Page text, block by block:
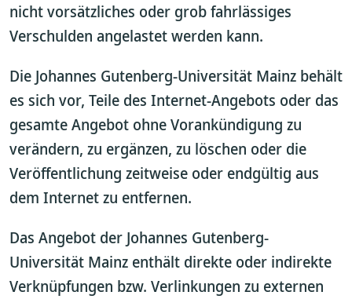
nicht vorsätzliches oder grob fahrlässiges
Verschulden angelastet werden kann.
Die Johannes Gutenberg-Universität Mainz behält
es sich vor, Teile des Internet-Angebots oder das
gesamte Angebot ohne Vorankündigung zu
verändern, zu ergänzen, zu löschen oder die
Veröffentlichung zeitweise oder endgültig aus
dem Internet zu entfernen.
Das Angebot der Johannes Gutenberg-
Universität Mainz enthält direkte oder indirekte
Verknüpfungen bzw. Verlinkungen zu externen